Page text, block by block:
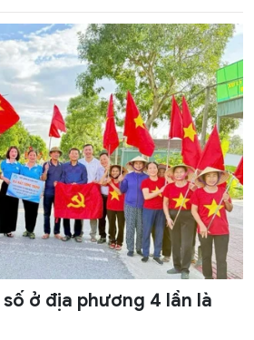
ở địa phương 4 lần là